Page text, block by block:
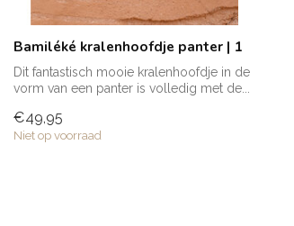
Bamiléké kralenhoofdje panter | 1
Dit fantastisch mooie kralenhoofdje in de
vorm van een panter is volledig met de...
€49,95
Niet op voorraad